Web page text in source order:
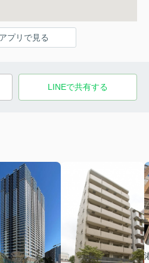
プリで見る
LINEで共有する